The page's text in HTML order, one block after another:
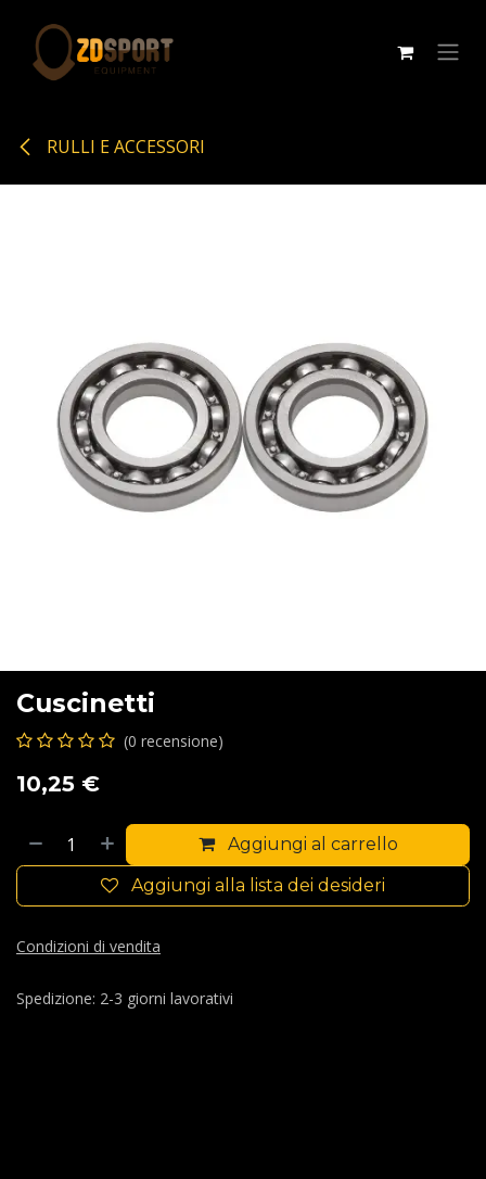
RULLI E ACCESSORI
Cuscinetti
(0 recensione)
10,25 €
Aggiungi al carrello
Aggiungi alla lista dei desideri
Condizioni di vendita
Spedizione: 2-3 giorni lavorativi